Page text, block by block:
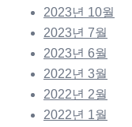
2023년 10월
2023년 7월
2023년 6월
2022년 3월
2022년 2월
2022년 1월